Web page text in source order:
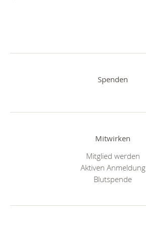
Spenden
Mitwirken
Mitglied werden
Aktiven Anmeldung
Blutspende